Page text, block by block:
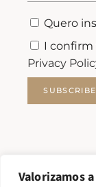
Valorizamos
Quero
I confirm
Privacy
SUBSCRIBE